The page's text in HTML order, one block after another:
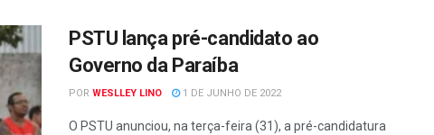
PSTU lança pré-candidato ao
Governo da Paraíba
POR WESLLEY LINO 1 DE JUNHO DE 2022
O PSTU anunciou, na terça-feira (31), a pré-candidatura